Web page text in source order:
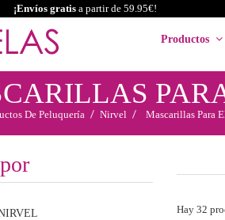
¡Envíos gratisa partir de 59.95€!
Productos
De Peluquería Nirvel Mascarillas Para
Hay 32